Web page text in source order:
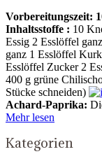
Vorbereitungszeit:
Inhaltsstoffe : 10
Essig 2 Esslöffel
ganz 1 Esslöffel
Esslöffel Zucker 2
400 g grüne
Stücke schneiden)
Achard-Paprika:
Mehr lesen
Kategorien